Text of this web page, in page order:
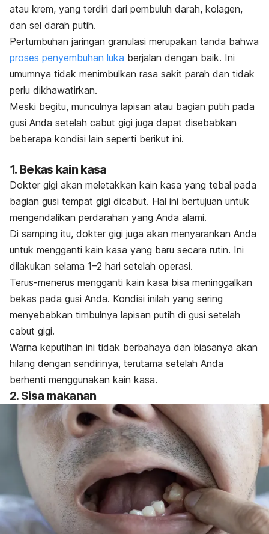
atau krem, yang terdiri dari pembuluh darah, kolagen,
dan sel darah putih.
Pertumbuhan jaringan granulasi merupakan tanda bahwa
proses penyembuhan luka berjalan dengan baik. Ini
umumnya tidak menimbulkan rasa sakit parah dan tidak
perlu dikhawatirkan.
Meski begitu, munculnya lapisan atau bagian putih pada
gusi Anda setelah cabut gigi juga dapat disebabkan
beberapa kondisi lain seperti berikut ini.
1. Bekas kain kasa
Dokter gigi akan meletakkan kain kasa yang tebal pada
bagian gusi tempat gigi dicabut. Hal ini bertujuan untuk
mengendalikan perdarahan yang Anda alami.
Di samping itu, dokter gigi juga akan menyarankan Anda
untuk mengganti kain kasa yang baru secara rutin. Ini
dilakukan selama 1–2 hari setelah operasi.
Terus-menerus mengganti kain kasa bisa meninggalkan
bekas pada gusi Anda. Kondisi inilah yang sering
menyebabkan timbulnya lapisan putih di gusi setelah
cabut gigi.
Warna keputihan ini tidak berbahaya dan biasanya akan
hilang dengan sendirinya, terutama setelah Anda
berhenti menggunakan kain kasa.
2. Sisa makanan